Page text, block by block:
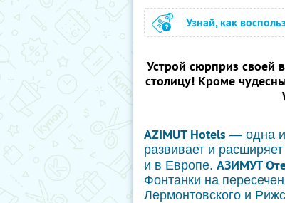
Узнай, как
Устрой сюрприз своей
столицу! Кроме
AZIMUT Hotels — одна
развивает и
и в Европе. АЗИМУТ
Фонтанки на
Лермонтовского и